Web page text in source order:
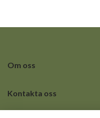
Om oss
Kontakta oss